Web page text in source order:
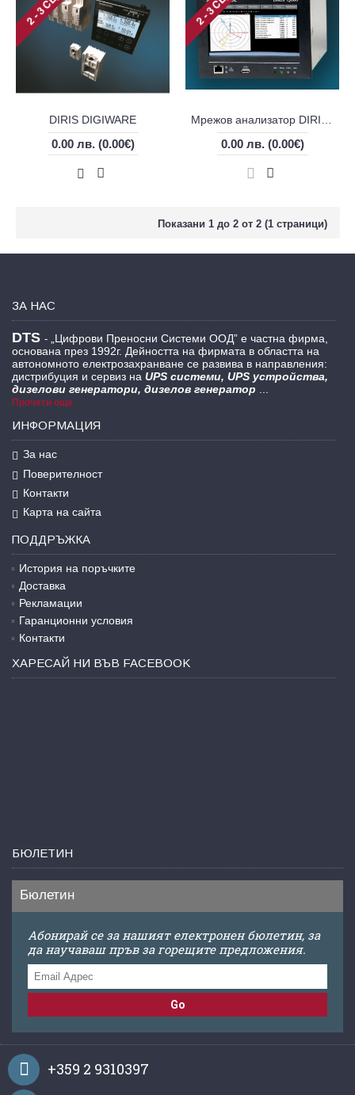
0.00 лв.(0.00€) 0.00 лв.(0.00€)
основана през 1992г. Дейността на фирмата в областта на
автономното електрозахранване се развива в направления:
дистрибуция и сервиз наUPS системи, UPS устройства,
дизелови генератори, дизелов генератор...
Прочети още
За нас
Контакти
История на поръчките
Доставка
Рекламации
Гаранционни условия
Контакти
Бюлетин
да научаваш пръв за горещите предложения.
Go